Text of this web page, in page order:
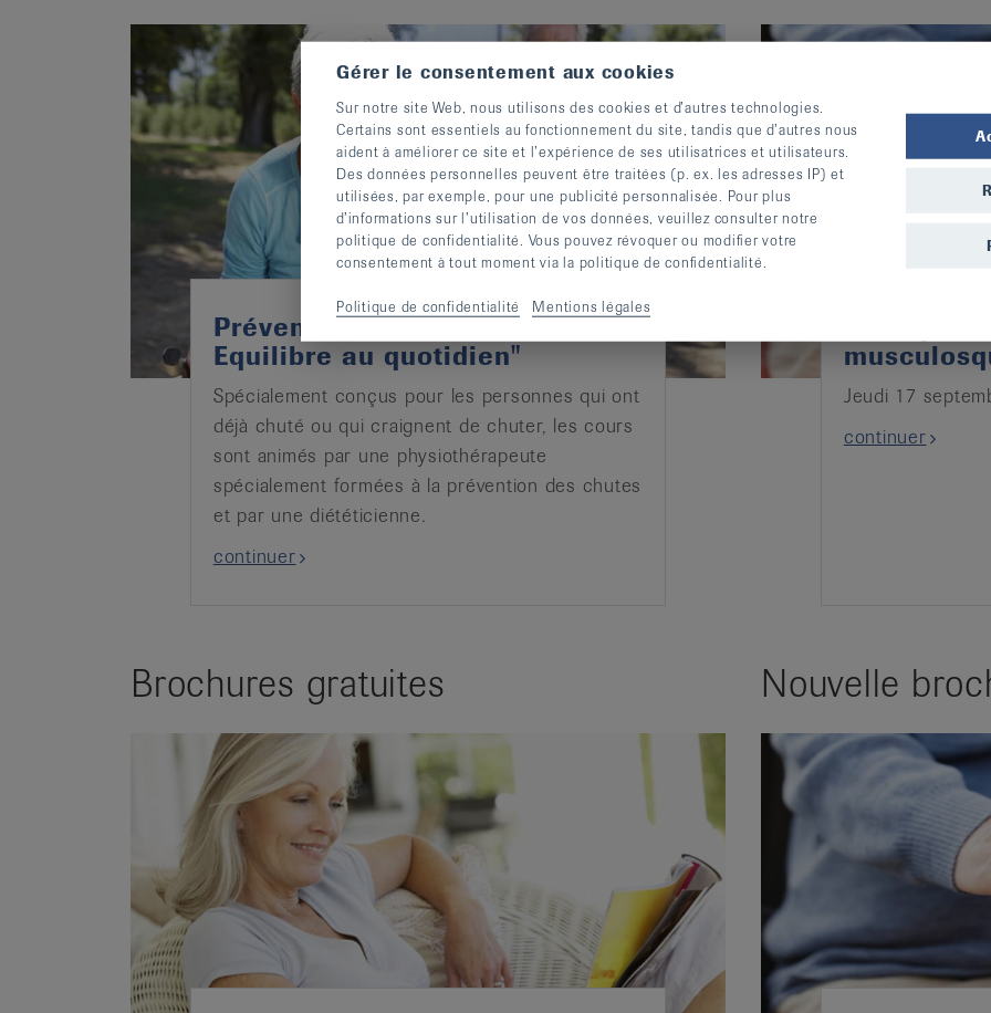
Prévention des chutes "
Equilibre au quotidien"
Spécialement conçus pour les personnes qui ont
déjà chuté ou qui craignent de chuter, les cours
sont animés par une physiothérapeute
spécialement formées à la prévention des chutes
et par une diététicienne.
continuer
Jeudi 17
continuer
Brochures gratuites Nouvelle
Gérer le consentement aux cookies
Sur notre site Web, nous utilisons des cookies et d’autres technologies.
Certains sont essentiels au fonctionnement du site, tandis que d’autres nous
aident à améliorer ce site et l’expérience de ses utilisatrices et utilisateurs.
Des données personnelles peuvent être traitées (p. ex. les adresses IP) et
utilisées, par exemple, pour une publicité personnalisée. Pour plus
d’informations sur l’utilisation de vos données, veuillez consulter notre
politique de confidentialité. Vous pouvez révoquer ou modifier votre
consentement à tout moment via la politique de confidentialité.
Politique de confidentialité Mentions légales